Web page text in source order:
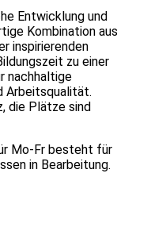
Entwicklung und
Kombination aus
inspirierenden
zu einer
nachhaltige
Arbeitsqualität.
die Plätze sind
Mo-Fr besteht für
in Bearbeitung.